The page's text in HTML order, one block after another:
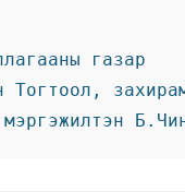
газар
Тогтоол,